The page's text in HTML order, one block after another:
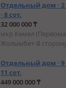
Отдельный дом · 2
· 8 сот.
32 000 000 ₸
мкр Кемел
Жолымбет-В
Отдельный дом · 9
11 сот.
449 000 000 ₸